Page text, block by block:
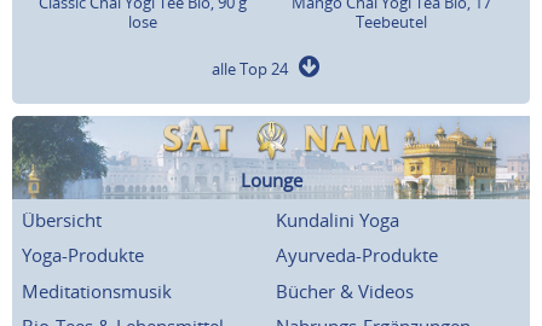
lose
Teebeutel
alle Top 24
Lounge
Übersicht
Kundalini Yoga
Yoga-Produkte
Ayurveda-Produkte
Meditationsmusik
Bücher & Videos